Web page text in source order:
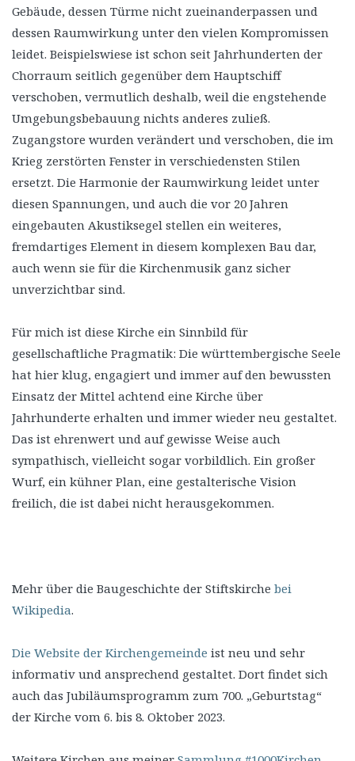
Gebäude, dessen Türme nicht zueinanderpassen und
dessen Raumwirkung unter den vielen Kompromissen
leidet. Beispielswiese ist schon seit Jahrhunderten der
Chorraum seitlich gegenüber dem Hauptschiff
verschoben, vermutlich deshalb, weil die engstehende
Umgebungsbebauung nichts anderes zuließ.
Zugangstore wurden verändert und verschoben, die im
Krieg zerstörten Fenster in verschiedensten Stilen
ersetzt. Die Harmonie der Raumwirkung leidet unter
diesen Spannungen, und auch die vor 20 Jahren
eingebauten Akustiksegel stellen ein weiteres,
fremdartiges Element in diesem komplexen Bau dar,
auch wenn sie für die Kirchenmusik ganz sicher
unverzichtbar sind.
Für mich ist diese Kirche ein Sinnbild für
gesellschaftliche Pragmatik: Die württembergische Seele
hat hier klug, engagiert und immer auf den bewussten
Einsatz der Mittel achtend eine Kirche über
Jahrhunderte erhalten und immer wieder neu gestaltet.
Das ist ehrenwert und auf gewisse Weise auch
sympathisch, vielleicht sogar vorbildlich. Ein großer
Wurf, ein kühner Plan, eine gestalterische Vision
freilich, die ist dabei nicht herausgekommen.
Mehr über die Baugeschichte der Stiftskirche bei
Wikipedia.
Die Website der Kirchengemeinde ist neu und sehr
informativ und ansprechend gestaltet. Dort findet sich
auch das Jubiläumsprogramm zum 700. „Geburtstag“
der Kirche vom 6. bis 8. Oktober 2023.